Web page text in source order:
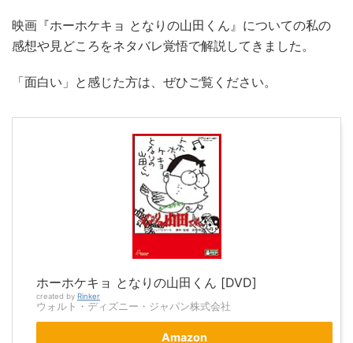
映画『ホーホケキョ となりの山田くん』についての私の
感想や見どころをネタバレ覚悟で解説してきました。
「面白い」と感じた方は、ぜひご覧ください。
ホーホケキョ となりの山田くん [DVD]
created by Rinker
ウォルト・ディズニー・ジャパン株式会社
Amazon